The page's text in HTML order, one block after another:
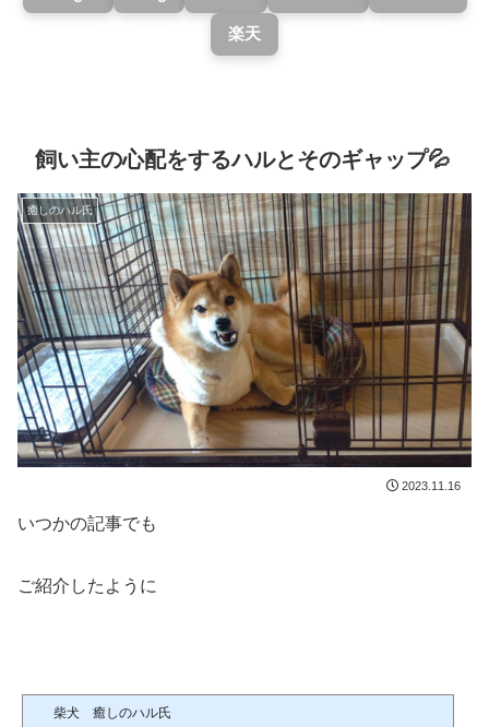
楽天
飼い主の心配をするハルとそのギャップ💦
癒しのハル氏
2023.11.16
いつかの記事でも
ご紹介したように
柴犬 癒しのハル氏